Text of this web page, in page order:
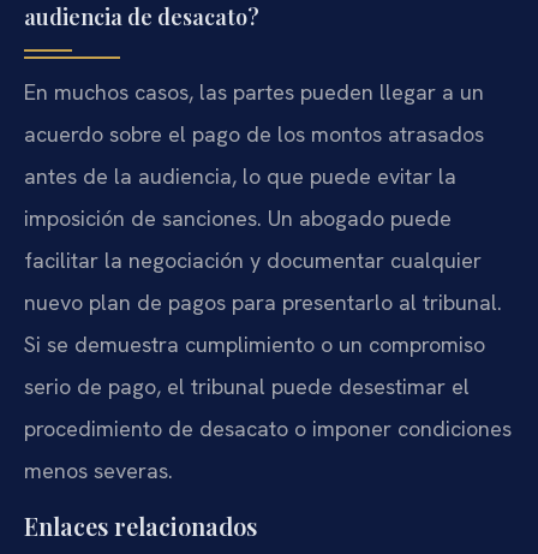
audiencia de desacato?
En muchos casos, las partes pueden llegar a un
acuerdo sobre el pago de los montos atrasados
antes de la audiencia, lo que puede evitar la
imposición de sanciones. Un abogado puede
facilitar la negociación y documentar cualquier
nuevo plan de pagos para presentarlo al tribunal.
Si se demuestra cumplimiento o un compromiso
serio de pago, el tribunal puede desestimar el
procedimiento de desacato o imponer condiciones
menos severas.
Enlaces relacionados